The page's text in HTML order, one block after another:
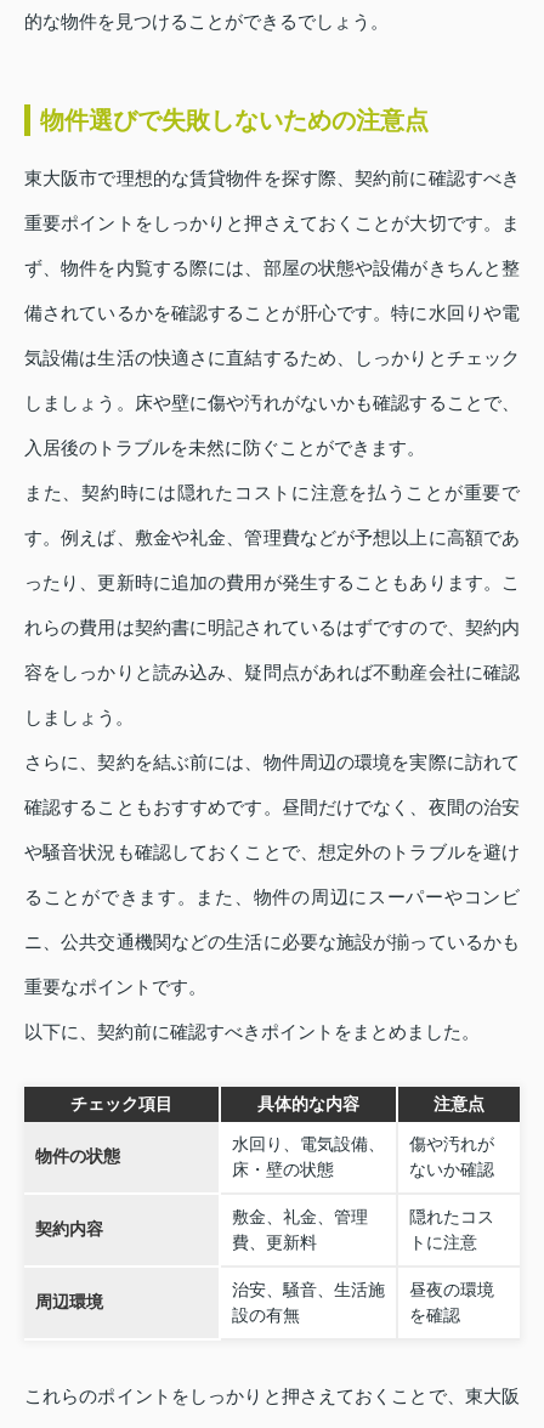
的な物件を見つけることができるでしょう。
物件選びで失敗しないための注意点
東大阪市で理想的な賃貸物件を探す際、契約前に確認すべき
重要ポイントをしっかりと押さえておくことが大切です。ま
ず、物件を内覧する際には、部屋の状態や設備がきちんと整
備されているかを確認することが肝心です。特に水回りや電
気設備は生活の快適さに直結するため、しっかりとチェック
しましょう。床や壁に傷や汚れがないかも確認することで、
入居後のトラブルを未然に防ぐことができます。
また、契約時には隠れたコストに注意を払うことが重要で
す。例えば、敷金や礼金、管理費などが予想以上に高額であ
ったり、更新時に追加の費用が発生することもあります。こ
れらの費用は契約書に明記されているはずですので、契約内
容をしっかりと読み込み、疑問点があれば不動産会社に確認
しましょう。
さらに、契約を結ぶ前には、物件周辺の環境を実際に訪れて
確認することもおすすめです。昼間だけでなく、夜間の治安
や騒音状況も確認しておくことで、想定外のトラブルを避け
ることができます。また、物件の周辺にスーパーやコンビ
ニ、公共交通機関などの生活に必要な施設が揃っているかも
重要なポイントです。
以下に、契約前に確認すべきポイントをまとめました。
チェック項目 具体的な内容 注意点
物件の状態
水回り、電気設備、
床・壁の状態
傷や汚れが
ないか確認
契約内容
敷金、礼金、管理
費、更新料
隠れたコス
トに注意
周辺環境
治安、騒音、生活施
設の有無
昼夜の環境
を確認
これらのポイントをしっかりと押さえておくことで、東大阪